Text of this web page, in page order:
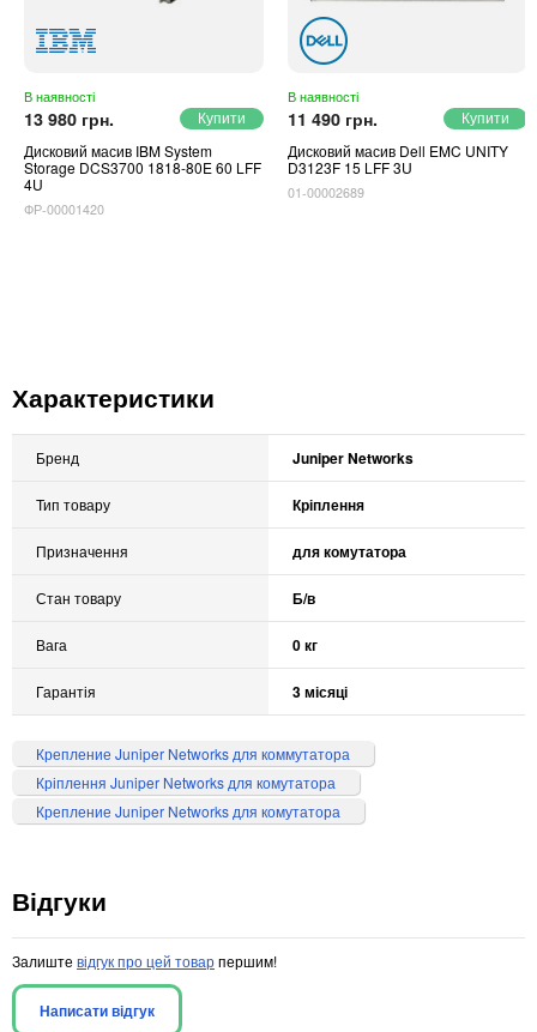
В наявності
13 980 грн.
Дисковий масив IBM System
Storage DCS3700 1818-80E 60 LFF
4U
ФР-00001420
В наявності
11 490 грн.
Дисковий масив Dell EMC UNITY
D3123F 15 LFF 3U
01-00002689
Характеристики
Бренд Juniper Networks
Тип товару Кріплення
Призначення для комутатора
Стан товару Б/в
Вага 0 кг
Гарантія 3 місяці
Крепление Juniper Networks для коммутатора
Кріплення Juniper Networks для комутатора
Крепление Juniper Networks для комутатора
Відгуки
Залиште відгук про цей товарпершим!
Написати відгук